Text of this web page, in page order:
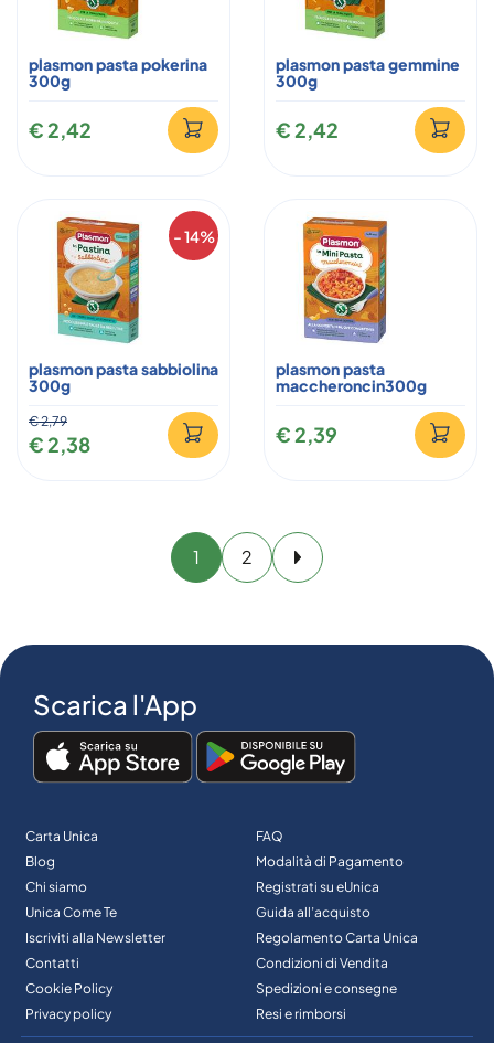
plasmon pasta pokerina
300g
€ 2,42
plasmon pasta gemmine
300g
€ 2,42
- 14%
plasmon pasta sabbiolina
300g
€ 2,79
€ 2,38
plasmon pasta
maccheroncin300g
€ 2,39
1 2 Avanti
Scarica l'App
Carta Unica
Blog
Chi siamo
Unica Come Te
Iscriviti alla Newsletter
Contatti
Cookie Policy
Privacy policy
FAQ
Modalità di Pagamento
Registrati su eUnica
Guida all’acquisto
Regolamento Carta Unica
Condizioni di Vendita
Spedizioni e consegne
Resi e rimborsi